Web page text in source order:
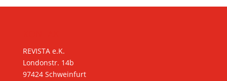
REVISTA e.K.
Londonstr. 14b
97424 Schweinfurt